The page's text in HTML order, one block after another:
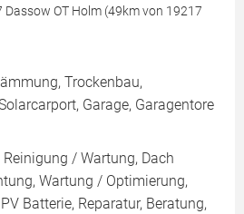
Dassow OT Holm (49km von 19217
Trockenbau,
Garage, Garagentore
/ Wartung, Dach
Wartung / Optimierung,
Batterie, Reparatur, Beratung,